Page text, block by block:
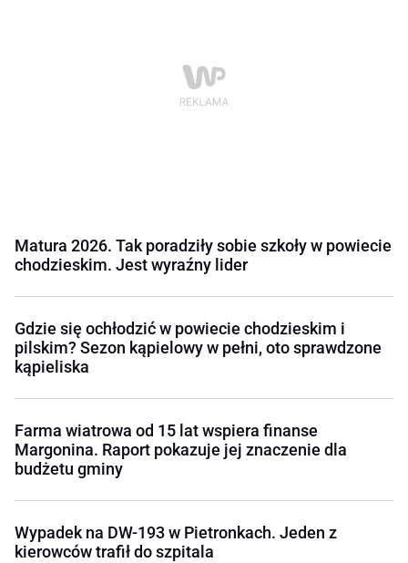
Matura 2026. Tak poradziły sobie szkoły w powiecie
chodzieskim. Jest wyraźny lider
Gdzie się ochłodzić w powiecie chodzieskim i
pilskim? Sezon kąpielowy w pełni, oto sprawdzone
kąpieliska
Farma wiatrowa od 15 lat wspiera finanse
Margonina. Raport pokazuje jej znaczenie dla
budżetu gminy
Wypadek na DW-193 w Pietronkach. Jeden z
kierowców trafił do szpitala